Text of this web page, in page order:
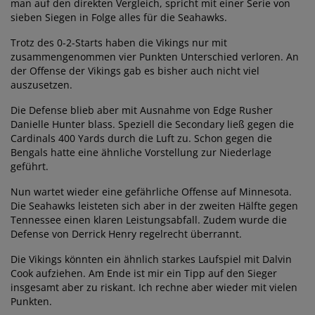
man auf den direkten Vergleich, spricht mit einer Serie von
sieben Siegen in Folge alles für die Seahawks.
Trotz des 0-2-Starts haben die Vikings nur mit
zusammengenommen vier Punkten Unterschied verloren. An
der Offense der Vikings gab es bisher auch nicht viel
auszusetzen.
Die Defense blieb aber mit Ausnahme von Edge Rusher
Danielle Hunter blass. Speziell die Secondary ließ gegen die
Cardinals 400 Yards durch die Luft zu. Schon gegen die
Bengals hatte eine ähnliche Vorstellung zur Niederlage
geführt.
Nun wartet wieder eine gefährliche Offense auf Minnesota.
Die Seahawks leisteten sich aber in der zweiten Hälfte gegen
Tennessee einen klaren Leistungsabfall. Zudem wurde die
Defense von Derrick Henry regelrecht überrannt.
Die Vikings könnten ein ähnlich starkes Laufspiel mit Dalvin
Cook aufziehen. Am Ende ist mir ein Tipp auf den Sieger
insgesamt aber zu riskant. Ich rechne aber wieder mit vielen
Punkten.